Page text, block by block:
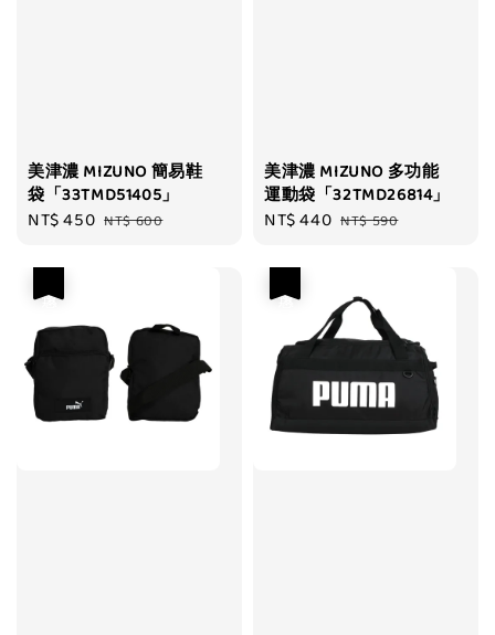
美津濃 MIZUNO 簡易鞋
袋「33TMD51405」
Sale
NT$ 450 Regular
NT$ 600
美津濃 MIZUNO 多功能
運動袋「32TMD26814」
Sale
NT$ 440 Regular
NT$ 590